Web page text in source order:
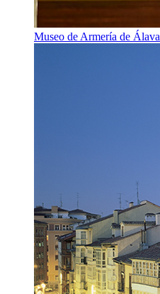
Museo de Armería de Álava